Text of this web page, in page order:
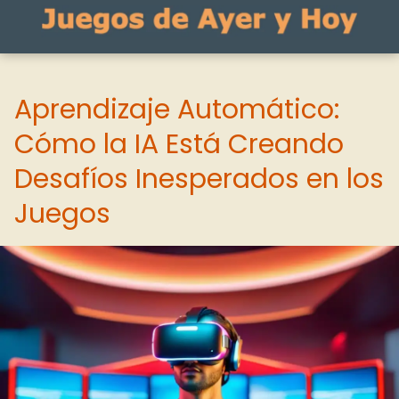
Aprendizaje Automático:
Cómo la IA Está Creando
Desafíos Inesperados en los
Juegos